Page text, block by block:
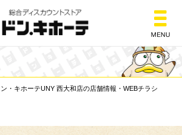
総合ディスカウント
・キホーテUNY 西大和店の店舗情報・WEBチラシ